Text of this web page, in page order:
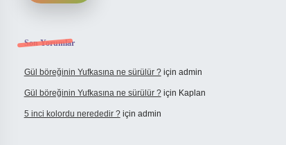
Son Yorumlar
Gül böreğinin Yufkasına ne sürülür ?için admin
Gül böreğinin Yufkasına ne sürülür ?için Kaplan
5 inci kolordu nerededir ?için admin